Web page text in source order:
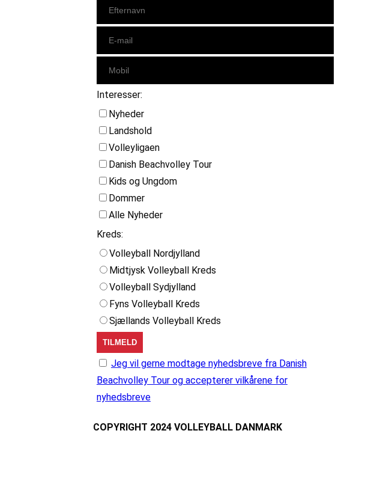
Interesser:
Nyheder
Landshold
Volleyligaen
Danish Beachvolley Tour
Kids og Ungdom
Dommer
Alle Nyheder
Kreds:
Volleyball Nordjylland
Midtjysk Volleyball Kreds
Volleyball Sydjylland
Fyns Volleyball Kreds
Sjællands Volleyball Kreds
Jeg vil gerne modtage nyhedsbreve fra Danish
Beachvolley Tour og accepterer vilkårene for
nyhedsbreve
COPYRIGHT 2024 VOLLEYBALL DANMARK